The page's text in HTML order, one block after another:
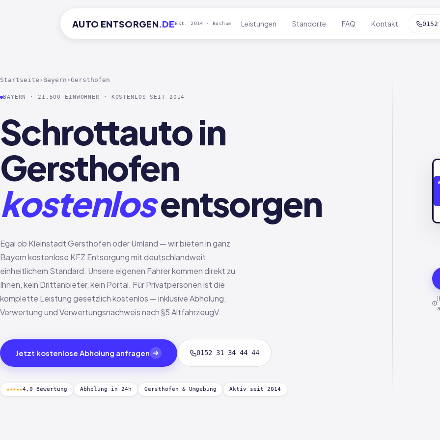
AUTO ENTSORGEN.DE Est. 2014 · Bochum Leistungen Standorte FAQ Kontakt
Startseite › Bayern ›Gersthofen
BAYERN · 21.500 EINWOHNER · KOSTENLOS SEIT 2014
Schrottauto in
Gersthofen
kostenlosentsorgen
Egal ob Kleinstadt Gersthofen oder Umland — wir bieten in ganz
Bayern kostenlose KFZ Entsorgung mit deutschlandweit
einheitlichem Standard. Unsere eigenen Fahrer kommen direkt zu
Ihnen, kein Drittanbieter, kein Portal. Für Privatpersonen ist die
komplette Leistung gesetzlich kostenlos — inklusive Abholung,
Verwertung und Verwertungsnachweis nach §5 AltfahrzeugV.
Jetzt kostenlose Abholung anfragen 0152 31 34 44 44
★★★★★4,9 Bewertung Abholung in 24h Gersthofen & Umgebung Aktiv seit 2014